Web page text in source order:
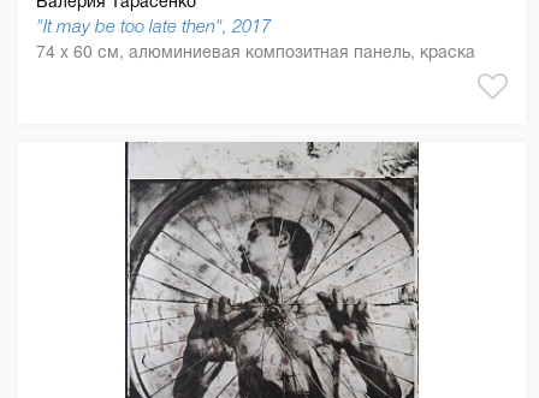
"It may be too late then", 2017
74 x 60 см, алюминиевая композитная панель, краска